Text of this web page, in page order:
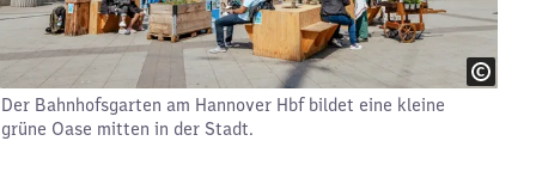
Der Bahnhofsgarten am Hannover Hbf bildet eine kleine
grüne Oase mitten in der Stadt.